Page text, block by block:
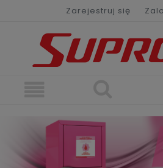
Zarejestruj się